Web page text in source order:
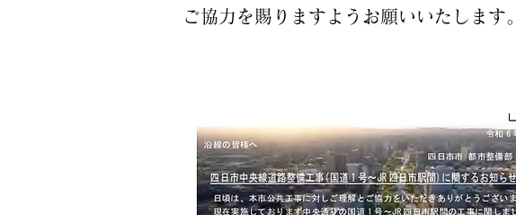
ご協力を賜りますようお願いいたします。